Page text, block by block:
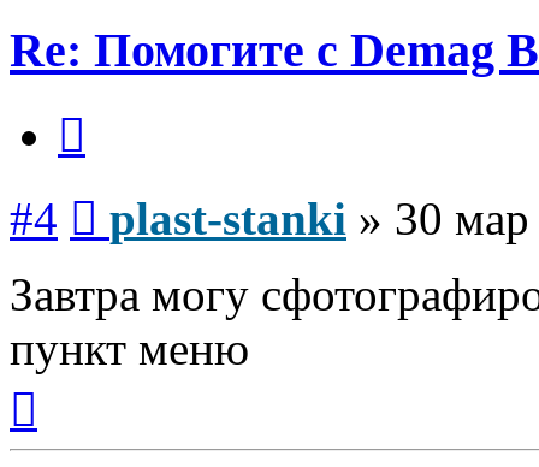
Re: Помогите с Demag
#4 plast-stanki » 30
Завтра могу
пункт меню
началу